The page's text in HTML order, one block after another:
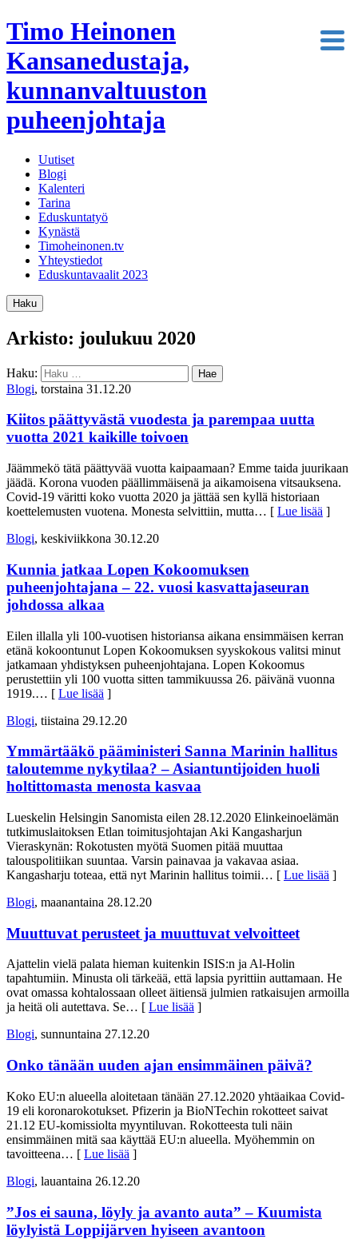
Timo Heinonen
Kansanedustaja,
kunnanvaltuuston
puheenjohtaja
Uutiset
Blogi
Kalenteri
Tarina
Eduskuntatyö
Kynästä
Timoheinonen.tv
Yhteystiedot
Eduskuntavaalit 2023
Haku
Arkisto: joulukuu 2020
Haku:
Blogi, torstaina 31.12.20
Kiitos päättyvästä vuodesta ja parempaa uutta
vuotta 2021 kaikille toivoen
Jäämmekö tätä päättyvää vuotta kaipaamaan? Emme taida juurikaan
jäädä. Korona vuoden päällimmäisenä ja aikamoisena vitsauksena.
Covid-19 väritti koko vuotta 2020 ja jättää sen kyllä historiaan
koettelemusten vuotena. Monesta selvittiin, mutta… [ Lue lisää ]
Blogi, keskiviikkona 30.12.20
Kunnia jatkaa Lopen Kokoomuksen
puheenjohtajana – 22. vuosi kasvattajaseuran
johdossa alkaa
Eilen illalla yli 100-vuotisen historiansa aikana ensimmäisen kerran
etänä kokoontunut Lopen Kokoomuksen syyskokous valitsi minut
jatkamaan yhdistyksen puheenjohtajana. Lopen Kokoomus
perustettiin yli 100 vuotta sitten tammikuussa 26. päivänä vuonna
1919.… [ Lue lisää ]
Blogi, tiistaina 29.12.20
Ymmärtääkö pääministeri Sanna Marinin hallitus
taloutemme nykytilaa? – Asiantuntijoiden huoli
holtittomasta menosta kasvaa
Lueskelin Helsingin Sanomista eilen 28.12.2020 Elinkeinoelämän
tutkimuslaitoksen Etlan toimitusjohtajan Aki Kangasharjun
Vieraskynän: Rokotusten myötä Suomen pitää muuttaa
talouspolitiikan suuntaa. Varsin painavaa ja vakavaa asiaa.
Kangasharju toteaa, että nyt Marinin hallitus toimii… [ Lue lisää ]
Blogi, maanantaina 28.12.20
Muuttuvat perusteet ja muuttuvat velvoitteet
Ajattelin vielä palata hieman kuitenkin ISIS:n ja Al-Holin
tapahtumiin. Minusta oli tärkeää, että lapsia pyrittiin auttamaan. He
ovat omassa kohtalossaan olleet äitiensä julmien ratkaisujen armoilla
ja heitä oli autettava. Se… [ Lue lisää ]
Blogi, sunnuntaina 27.12.20
Onko tänään uuden ajan ensimmäinen päivä?
Koko EU:n alueella aloitetaan tänään 27.12.2020 yhtäaikaa Covid-
19 eli koronarokotukset. Pfizerin ja BioNTechin rokotteet saivat
21.12 EU-komissiolta myyntiluvan. Rokotteesta tuli näin
ensimmäinen mitä saa käyttää EU:n alueella. Myöhemmin on
tavoitteena… [ Lue lisää ]
Blogi, lauantaina 26.12.20
”Jos ei sauna, löyly ja avanto auta” – Kuumista
löylyistä Loppijärven hyiseen avantoon